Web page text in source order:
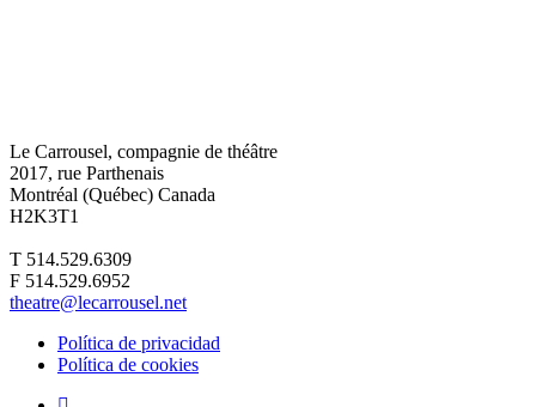
Le Carrousel, compagnie de théâtre
2017, rue Parthenais
Montréal (Québec) Canada
H2K3T1
T 514.529.6309
F 514.529.6952
theatre@lecarrousel.net
Política de privacidad
Política de cookies